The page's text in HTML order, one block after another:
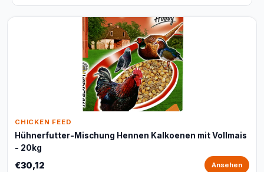
CHICKEN FEED
Hühnerfutter-Mischung Hennen Kalkoenen mit Vollmais
- 20kg
€30,12 Ansehen